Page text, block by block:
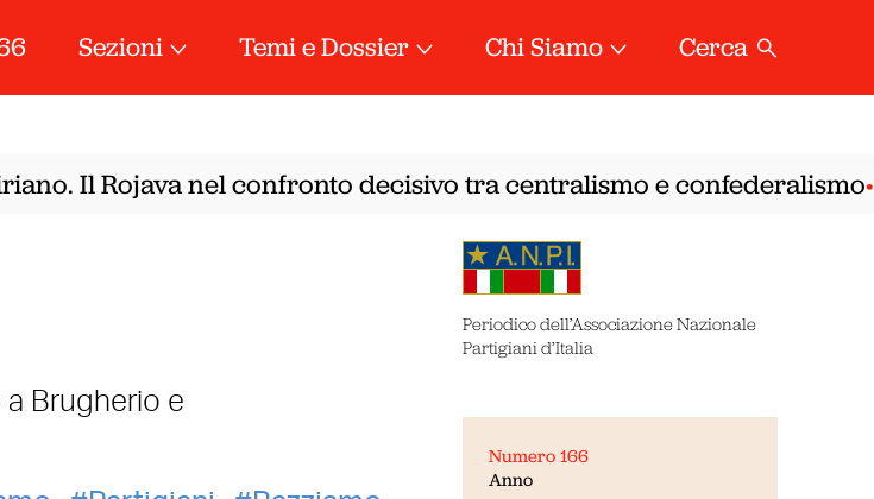
Sezioni Temi e Dossier Chi Siamo Cerca
Il Rojava nel confronto decisivo tra centralismo e confederalismo•
a Brugherio e
Periodico dell’Associazione Nazionale
Partigiani d’Italia
Numero 166
Anno